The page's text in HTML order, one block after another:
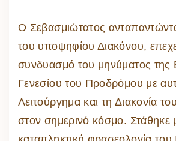
Ο Σεβασμιώτατος
του υποψηφίου Διακόνου,
συνδυασμό του μηνύματος της
Γενεσίου του Προδρόμου με
Λειτούργημα και τη Διακονία
στον σημερινό κόσμο. Στάθηκε